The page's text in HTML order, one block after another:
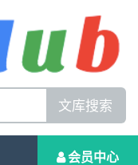
文库搜索
会员中心